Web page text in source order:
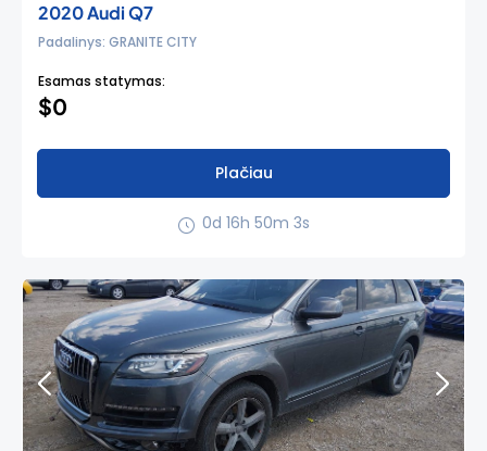
2020 Audi Q7
Padalinys: GRANITE CITY
Esamas statymas:
$0
Plačiau
0d 16h 50m 3s